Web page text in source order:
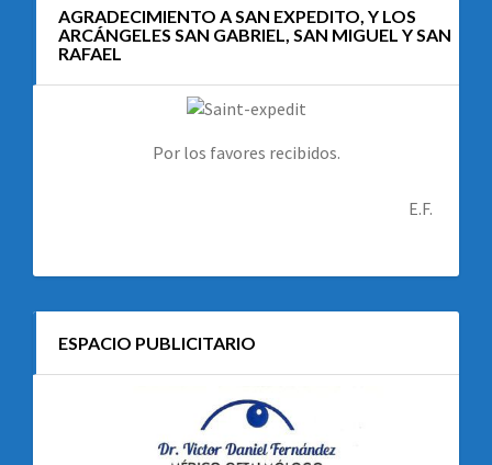
AGRADECIMIENTO A SAN EXPEDITO, Y LOS
ARCÁNGELES SAN GABRIEL, SAN MIGUEL Y SAN
RAFAEL
Por los favores recibidos.
E.F.
ESPACIO PUBLICITARIO